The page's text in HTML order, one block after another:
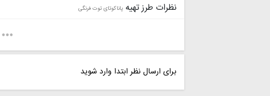
نظرات طرز تهیه پاناکوتای توت فرنگی
برای ارسال نظر ابتدا وارد شوید